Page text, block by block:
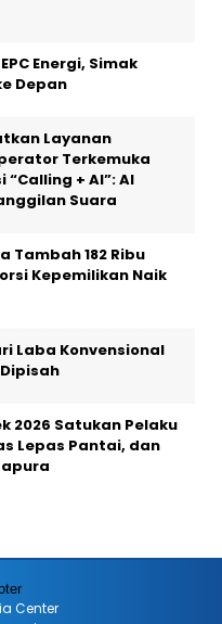
Energi, Simak
Depan
Layanan
Terkemuka
+ AI”: AI
Suara
Tambah 182 Ribu
Kepemilikan Naik
Laba Konvensional
2026 Satukan Pelaku
Lepas Pantai, dan
Center